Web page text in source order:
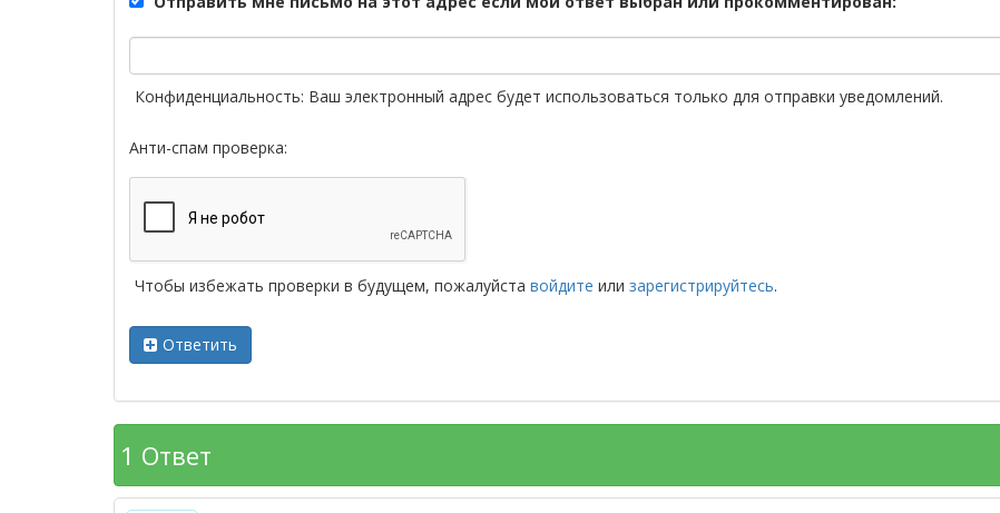
Конфиденциальность: Ваш электронный адрес будет использоваться только для отправки уведомлений.
Анти-спам проверка:
Чтобы избежать проверки в будущем, пожалуйста войдите или зарегистрируйтесь.
Ответить
1 Ответ